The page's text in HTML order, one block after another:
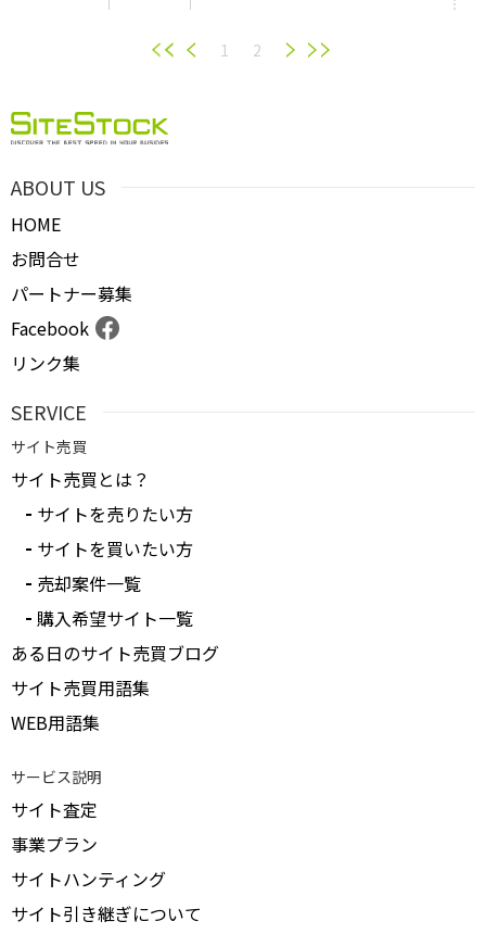
1 2
ABOUT US
HOME
お問合せ
パートナー募集
Facebook
リンク集
SERVICE
サイト売買
サイト売買とは？
サイトを売りたい方
サイトを買いたい方
売却案件一覧
購入希望サイト一覧
ある日のサイト売買ブログ
サイト売買用語集
WEB用語集
サービス説明
サイト査定
事業プラン
サイトハンティング
サイト引き継ぎについて